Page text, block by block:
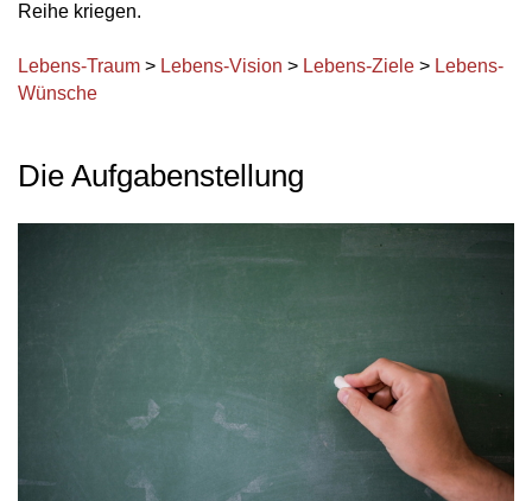
Reihe kriegen.
Lebens-Traum > Lebens-Vision > Lebens-Ziele > Lebens-
Wünsche
Die Aufgabenstellung